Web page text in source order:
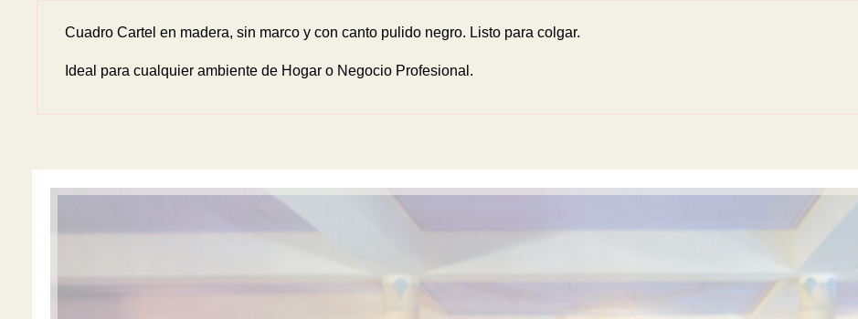
Cuadro Cartel en madera, sin marco y con canto pulido negro. Listo para colgar.
Ideal para cualquier ambiente de Hogar o Negocio Profesional.